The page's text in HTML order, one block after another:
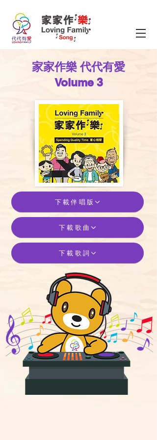
​家家作樂 代代有愛
Volume 3
下載伴唱版
下載歌曲
下載歌詞